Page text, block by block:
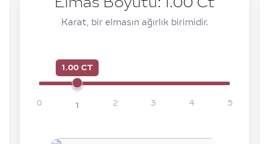
Karat, bir elmasın ağırlık birimidir.
1.00 CT
0 1 2 3 4 5